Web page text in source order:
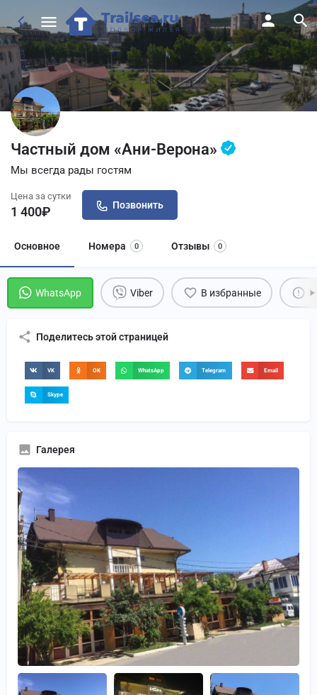
Частный дом «Ани-Верона»
Мы всегда рады гостям
Цена за сутки
1 400₽ Позвонить
Основное Номера 0 Отзывы 0
WhatsApp Viber В избранные
Поделитесь этой страницей
VK OK WhatsApp Telegram Email
Skype
Галерея